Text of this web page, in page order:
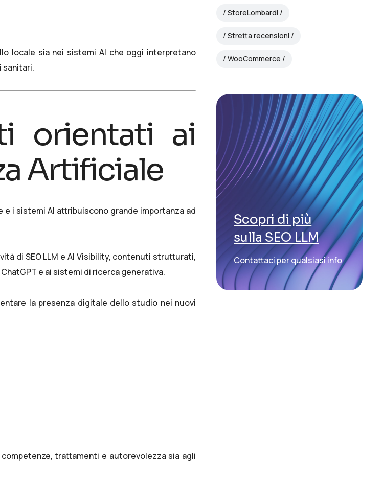
locale sia nei sistemi AI che oggi interpretano
sanitari.
orientati ai
Artificiale
i sistemi AI attribuiscono grande importanza ad
di SEO LLM e AI Visibility, contenuti strutturati,
ChatGPT e ai sistemi di ricerca generativa.
la presenza digitale dello studio nei nuovi
trattamenti e autorevolezza sia agli
StoreLombardi
Stretta recensioni
WooCommerce
Scopri di più
sulla SEO LLM
Contattaci per qualsiasi info